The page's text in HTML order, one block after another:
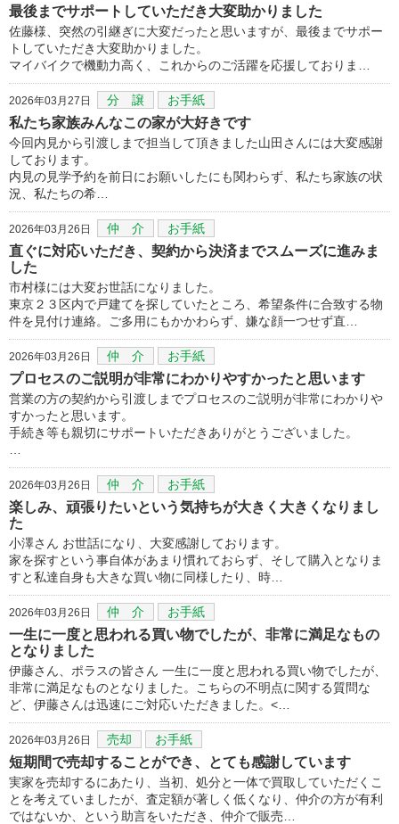
最後までサポートしていただき大変助かりました
佐藤様、突然の引継ぎに大変だったと思いますが、最後までサポー
トしていただき大変助かりました。
マイバイクで機動力高く、これからのご活躍を応援しておりま…
2026年03月27日 分 譲 お手紙
私たち家族みんなこの家が大好きです
今回内見から引渡しまで担当して頂きました山田さんには大変感謝
しております。
内見の見学予約を前日にお願いしたにも関わらず、私たち家族の状
況、私たちの希…
2026年03月26日 仲 介 お手紙
直ぐに対応いただき、契約から決済までスムーズに進みま
した
市村様には大変お世話になりました。
東京２３区内で戸建てを探していたところ、希望条件に合致する物
件を見付け連絡。ご多用にもかかわらず、嫌な顔一つせず直…
2026年03月26日 仲 介 お手紙
プロセスのご説明が非常にわかりやすかったと思います
営業の方の契約から引渡しまでプロセスのご説明が非常にわかりや
すかったと思います。
手続き等も親切にサポートいただきありがとうございました。
2026年03月26日 仲 介 お手紙
楽しみ、頑張りたいという気持ちが大きく大きくなりまし
た
小澤さん お世話になり、大変感謝しております。
家を探すという事自体があまり慣れておらず、そして購入となりま
すと私達自身も大きな買い物に同様したり、時…
2026年03月26日 仲 介 お手紙
一生に一度と思われる買い物でしたが、非常に満足なもの
となりました
伊藤さん、ポラスの皆さん 一生に一度と思われる買い物でしたが、
非常に満足なものとなりました。こちらの不明点に関する質問な
ど、伊藤さんは迅速にご対応いただきました。<…
2026年03月26日 売却 お手紙
短期間で売却することができ、とても感謝しています
実家を売却するにあたり、当初、処分と一体で買取していただくこ
とを考えていましたが、査定額が著しく低くなり、仲介の方が有利
ではないか、という助言をいただき、仲介で販売…